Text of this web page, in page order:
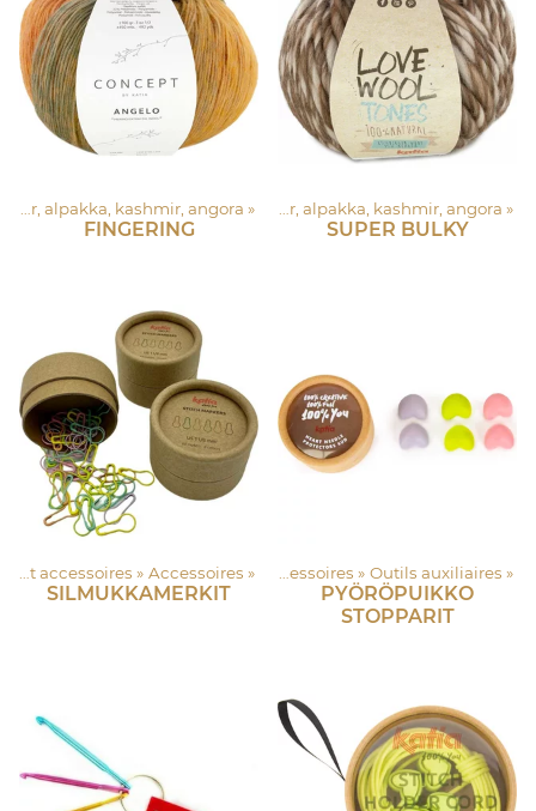
Asustelangat: Merinovilla, silkki, mohair, alpakka, kashmir, angora ‪»
FINGERING
Asustelangat: Merinovilla, silkki, mohair, alpakka, kashmir, angora ‪»
SUPER BULKY
Langat et accessoires ‪» Accessoires ‪»
SILMUKKAMERKIT
‪» Langat et accessoires ‪» Accessoires ‪» Outils auxiliaires ‪»
PYÖRÖPUIKKO
STOPPARIT